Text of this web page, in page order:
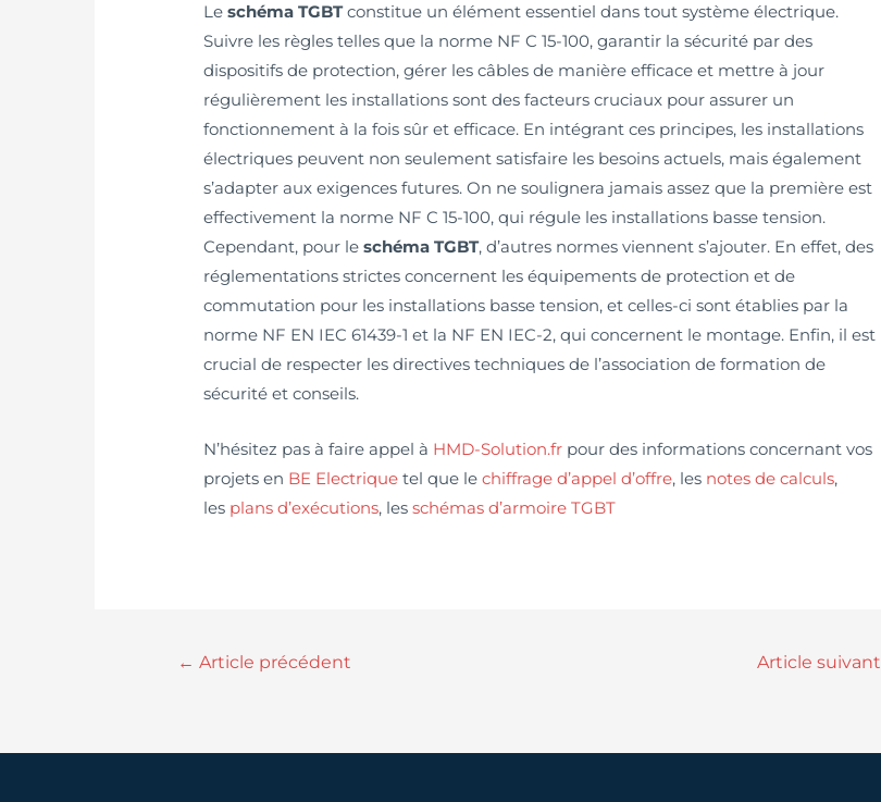
Leschéma TGBTconstitue un élément essentiel dans tout système électrique.
Suivre les règles telles que la norme NF C 15-100, garantir la sécurité par des
dispositifs de protection, gérer les câbles de manière efficace et mettre à jour
régulièrement les installations sont des facteurs cruciaux pour assurer un
fonctionnement à la fois sûr et efficace. En intégrant ces principes, les installations
électriques peuvent non seulement satisfaire les besoins actuels, mais également
s’adapter aux exigences futures. On ne soulignera jamais assez que la première est
effectivement la norme NF C 15-100, qui régule les installations basse tension.
Cependant, pour leschéma TGBT, d’autres normes viennent s’ajouter. En effet, des
réglementations strictes concernent les équipements de protection et de
commutation pour les installations basse tension, et celles-ci sont établies par la
norme NF EN IEC 61439-1 et la NF EN IEC-2, qui concernent le montage. Enfin, il est
crucial de respecter les directives techniques de l’association de formation de
sécurité et conseils.
N’hésitez pas à faire appel à HMD-Solution.fr pour des informations concernant vos
projets en BE Electrique tel que lechiffrage d’appel d’offre, les notes de calculs,
les plans d’exécutions, lesschémas d’armoire TGBT
← Article précédent Article suivant